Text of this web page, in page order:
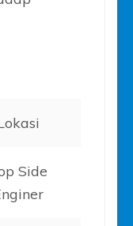
Side